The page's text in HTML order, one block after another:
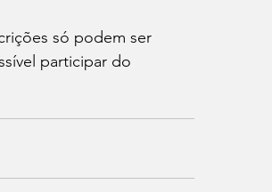
só podem ser
participar do